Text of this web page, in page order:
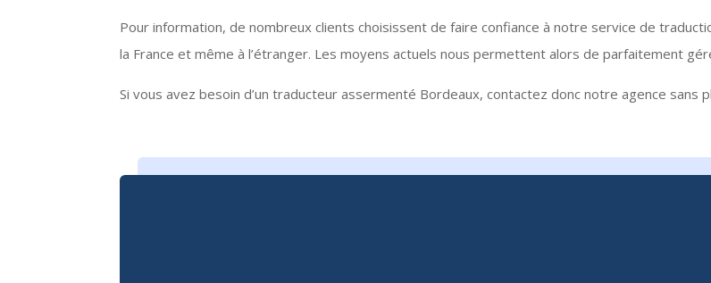
Pour information, de nombreux clients choisissent de faire confiance à notre service de
la France et même à l’étranger. Les moyens actuels nous permettent alors de parfaitement
Si vous avez besoin d’un traducteur assermenté Bordeaux, contactez donc notre agence sans